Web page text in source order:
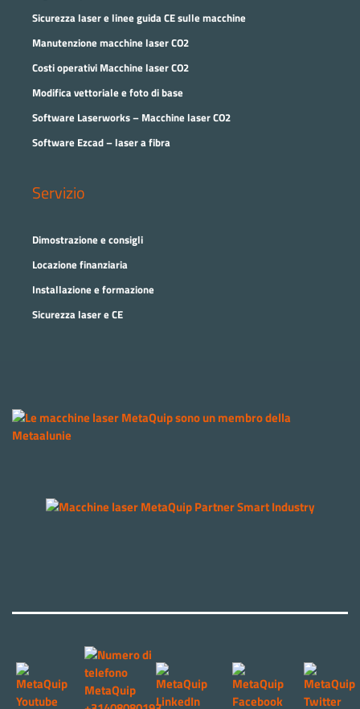
Sicurezza laser e linee guida CE sulle macchine
Manutenzione macchine laser CO2
Costi operativi Macchine laser CO2
Modifica vettoriale e foto di base
Software Laserworks – Macchine laser CO2
Software Ezcad – laser a fibra
Servizio
Dimostrazione e consigli
Locazione finanziaria
Installazione e formazione
Sicurezza laser e CE